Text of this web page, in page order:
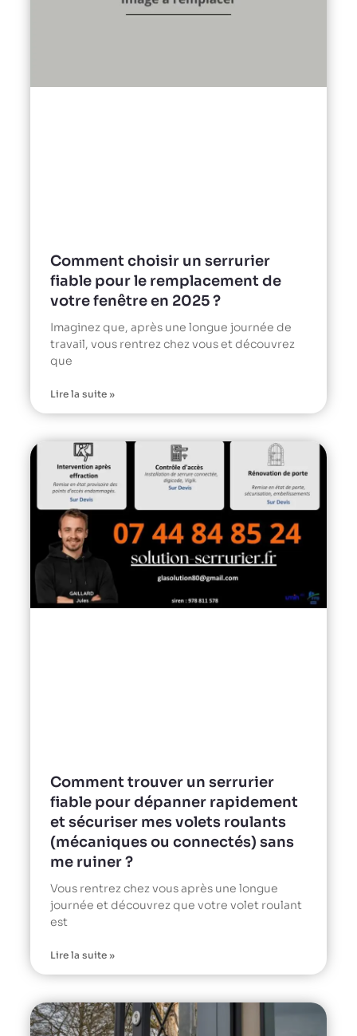
Comment choisir un serrurier
fiable pour le remplacement de
votre fenêtre en 2025 ?
Imaginez que, après une longue journée de
travail, vous rentrez chez vous et découvrez
que
Lire la suite »
Comment trouver un serrurier
fiable pour dépanner rapidement
et sécuriser mes volets roulants
(mécaniques ou connectés) sans
me ruiner ?
Vous rentrez chez vous après une longue
journée et découvrez que votre volet roulant
est
Lire la suite »